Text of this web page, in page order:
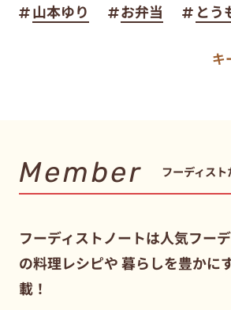
山本ゆり お弁当 とう
キ
Member フーディスト
フーディストノートは人気フー
の料理レシピや暮らしを豊かに
載！